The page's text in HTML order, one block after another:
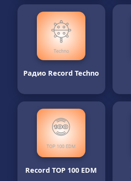
Радио Record Techno
Record TOP 100 EDM